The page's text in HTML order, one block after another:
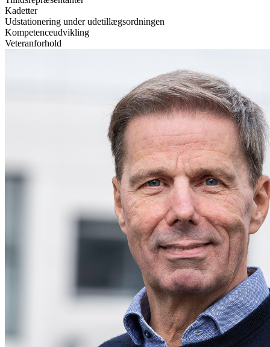
Kadetter
Udstationering under udetillægsordningen
Kompetenceudvikling
Veteranforhold